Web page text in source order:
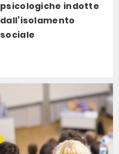
psicologiche indotte
dall’isolamento
sociale